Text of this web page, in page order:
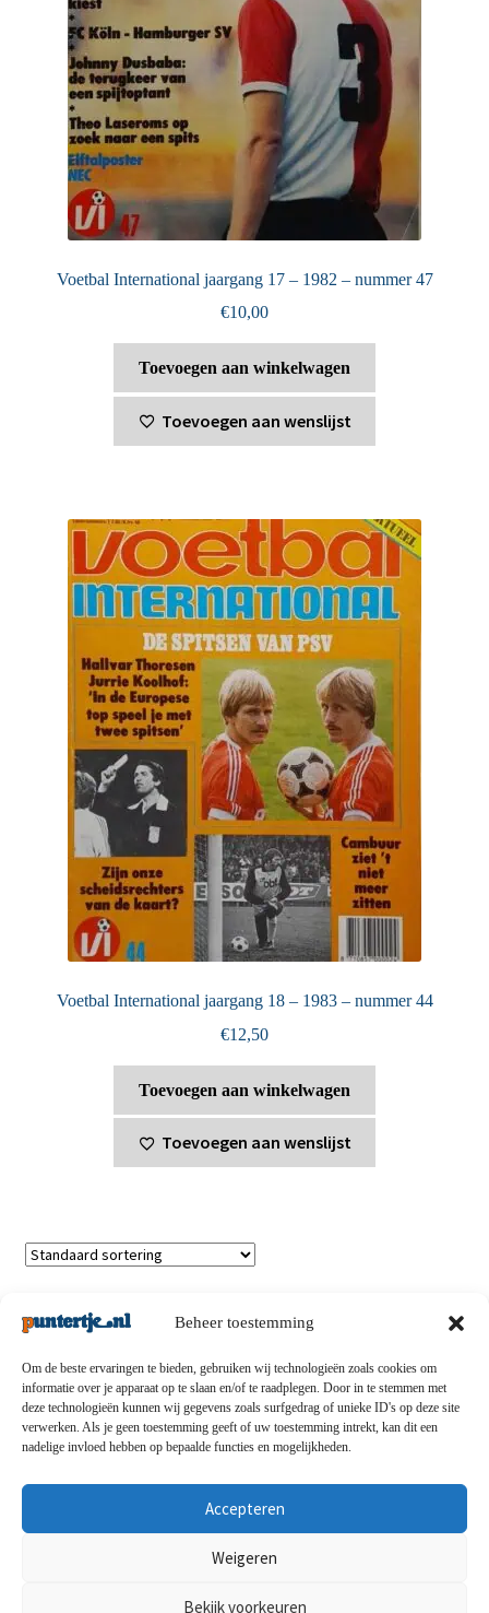
Beheer toestemming
Om de beste ervaringen te bieden, gebruiken wij technologieën zoals cookies om
informatie over je apparaat op te slaan en/of te raadplegen. Door in te stemmen met
deze technologieën kunnen wij gegevens zoals surfgedrag of unieke ID's op deze site
verwerken. Als je geen toestemming geeft of uw toestemming intrekt, kan dit een
nadelige invloed hebben op bepaalde functies en mogelijkheden.
Accepteren
Weigeren
Bekijk voorkeuren
Voetbal International jaargang 17 – 1982 – nummer 47
€10,00
Toevoegen aan winkelwagen
Toevoegen aan wenslijst
Voetbal International jaargang 18 – 1983 – nummer 44
€12,50
Toevoegen aan winkelwagen
Toevoegen aan wenslijst
Privacybeleid-Verzending en retouren-Algemene
voorwaarden-Disclaimert-Betaalmethoden-Over ons